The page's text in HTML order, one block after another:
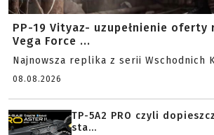
PP-19 Vityaz- uzupełnienie oferty
Vega Force ...
Najnowsza replika z serii Wschodnich
08.08.2026
TP-5A2 PRO czyli
sta...